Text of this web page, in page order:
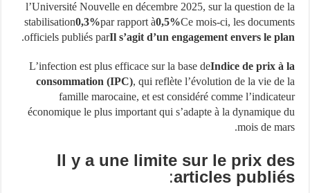
l’Université Nouvelle en décembre 2025, sur la question
stabilisation0,3%par rapport à0,5%Ce mois-ci, les
officiels publiés parIl s’agit d’un engagement envers le
.
L’infection est plus efficace sur la base deIndice de prix
consommation (IPC), qui reflète l’évolution de la vie
famille marocaine, et est considéré comme
économique le plus important qui s’adapte à la dynamique
mois de
Il y a une limite sur le prix
articles
: